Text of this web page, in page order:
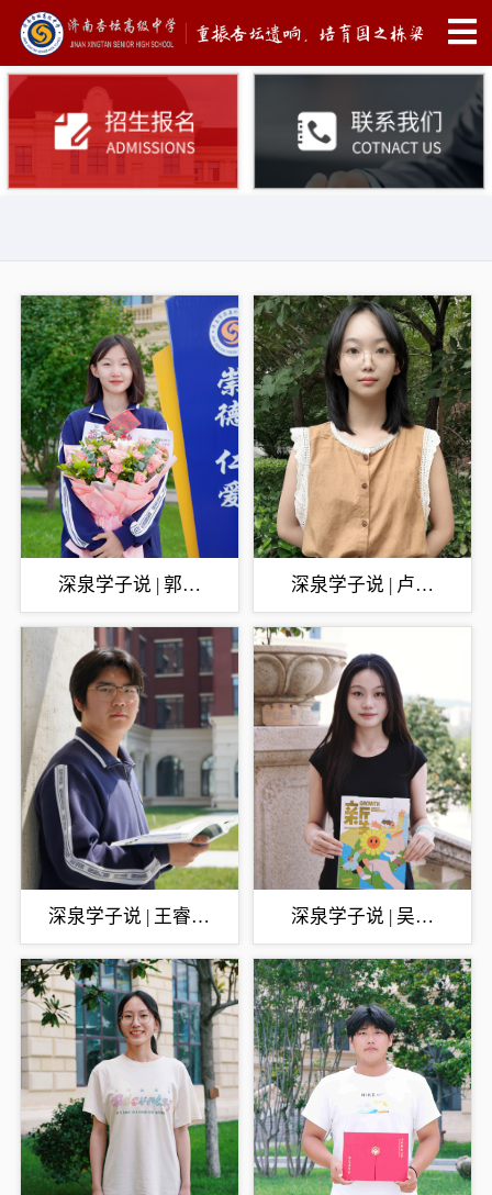
深泉学子说 | 郭欣
悦：深泉学子北大情
深泉学子说 | 卢美
君：做自己擅长的
事，做好自己擅长的
事
深泉学子说 | 王睿：
选择重要，选择后的
努力更重要
深泉学子说 | 吴雨
轩：追光的人，终会
光芒万丈